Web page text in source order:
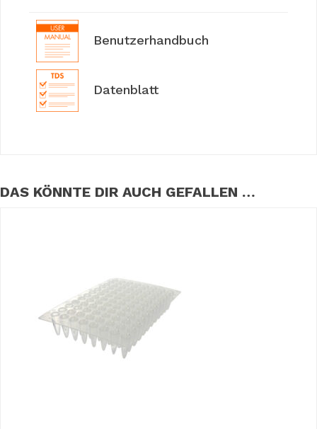
Benutzerhandbuch
Datenblatt
DAS KÖNNTE DIR AUCH GEFALLEN …